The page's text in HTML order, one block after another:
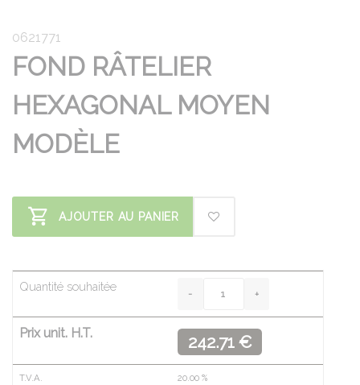
0621771
FOND RÂTELIER
HEXAGONAL MOYEN
MODÈLE
AJOUTER AU PANIER
Quantité souhaitée
Prix unit. H.T. 242.71 €
T.V.A. 20.00 %